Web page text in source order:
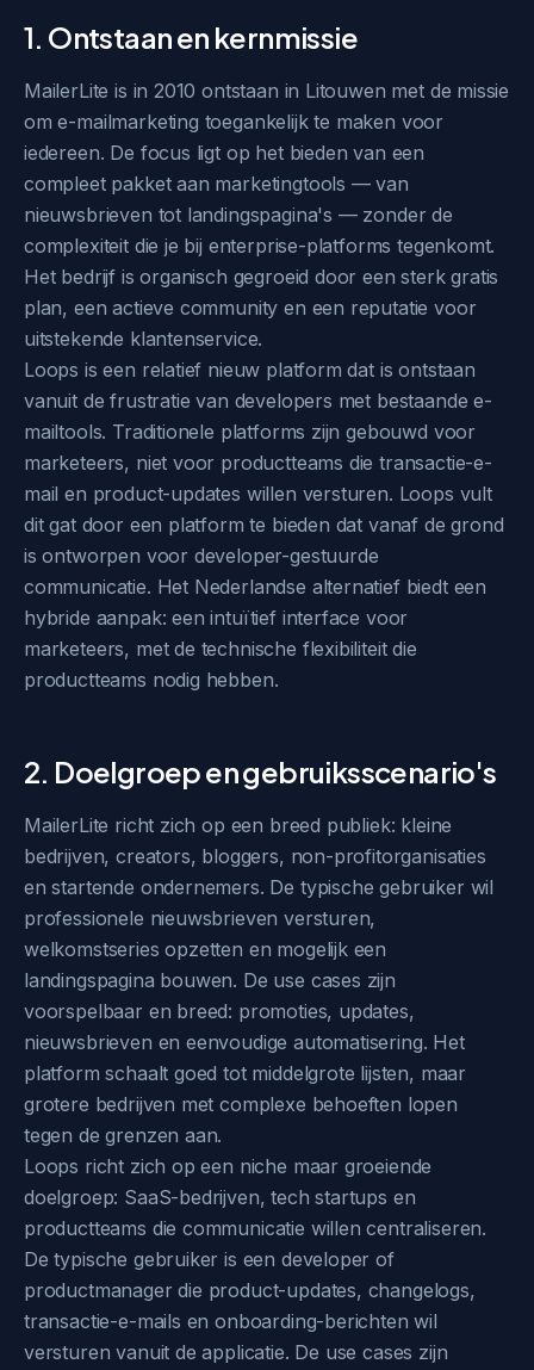
1. Ontstaan en kernmissie
MailerLite is in 2010 ontstaan in Litouwen met de missie
om e-mailmarketing toegankelijk te maken voor
iedereen. De focus ligt op het bieden van een
compleet pakket aan marketingtools — van
nieuwsbrieven tot landingspagina's — zonder de
complexiteit die je bij enterprise-platforms tegenkomt.
Het bedrijf is organisch gegroeid door een sterk gratis
plan, een actieve community en een reputatie voor
uitstekende klantenservice.
Loops is een relatief nieuw platform dat is ontstaan
vanuit de frustratie van developers met bestaande e-
mailtools. Traditionele platforms zijn gebouwd voor
marketeers, niet voor productteams die transactie-e-
mail en product-updates willen versturen. Loops vult
dit gat door een platform te bieden dat vanaf de grond
is ontworpen voor developer-gestuurde
communicatie. Het Nederlandse alternatief biedt een
hybride aanpak: een intuïtief interface voor
marketeers, met de technische flexibiliteit die
productteams nodig hebben.
2. Doelgroep en gebruiksscenario's
MailerLite richt zich op een breed publiek: kleine
bedrijven, creators, bloggers, non-profitorganisaties
en startende ondernemers. De typische gebruiker wil
professionele nieuwsbrieven versturen,
welkomstseries opzetten en mogelijk een
landingspagina bouwen. De use cases zijn
voorspelbaar en breed: promoties, updates,
nieuwsbrieven en eenvoudige automatisering. Het
platform schaalt goed tot middelgrote lijsten, maar
grotere bedrijven met complexe behoeften lopen
tegen de grenzen aan.
Loops richt zich op een niche maar groeiende
doelgroep: SaaS-bedrijven, tech startups en
productteams die communicatie willen centraliseren.
De typische gebruiker is een developer of
productmanager die product-updates, changelogs,
transactie-e-mails en onboarding-berichten wil
versturen vanuit de applicatie. De use cases zijn